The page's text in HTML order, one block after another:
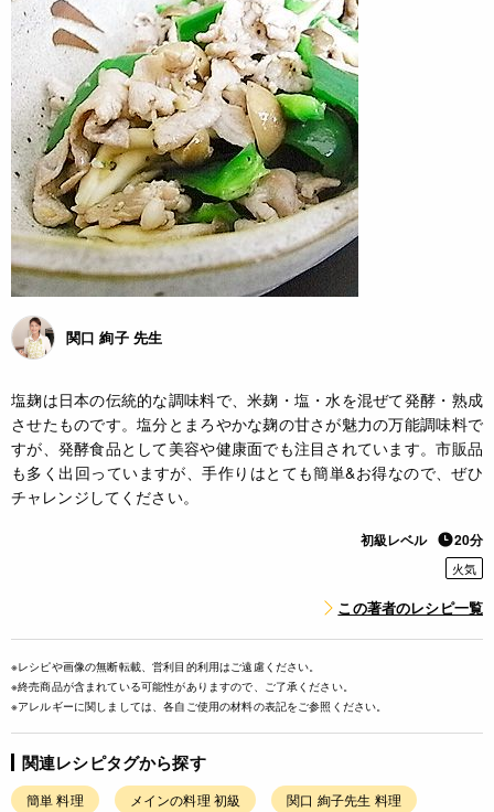
関口 絢子 先生
塩麹は日本の伝統的な調味料で、米麹・塩・水を混ぜて発酵・熟成
させたものです。塩分とまろやかな麹の甘さが魅力の万能調味料で
すが、発酵食品として美容や健康面でも注目されています。市販品
も多く出回っていますが、手作りはとても簡単&お得なので、ぜひ
チャレンジしてください。
初級レベル 20分
火気
この著者のレシピ一覧
※レシピや画像の無断転載、営利目的利用はご遠慮ください。
※終売商品が含まれている可能性がありますので、ご了承ください。
※アレルギーに関しましては、各自ご使用の材料の表記をご参照ください。
関連レシピタグから探す
簡単 料理 メインの料理 初級 関口 絢子先生 料理